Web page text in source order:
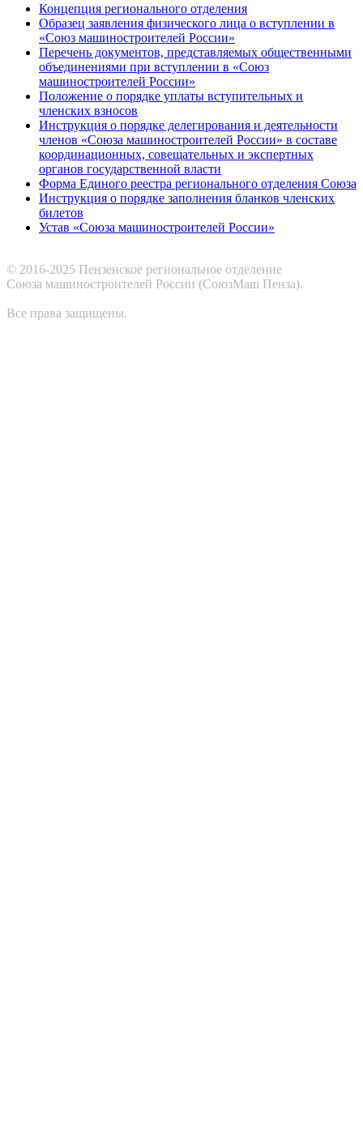
Концепция регионального отделения
Образец заявления физического лица о вступлении в
«Союз машиностроителей России»
Перечень документов, представляемых общественными
объединениями при вступлении в «Союз
машиностроителей России»
Положение о порядке уплаты вступительных и
членских взносов
Инструкция о порядке делегирования и деятельности
членов «Союза машиностроителей России» в составе
координационных, совещательных и экспертных
органов государственной власти
Форма Единого реестра регионального отделения Союза
Инструкция о порядке заполнения бланков членских
билетов
Устав «Союза машиностроителей России»
© 2016-2025 Пензенское региональное отделение
Cоюза машиностроителей России (СоюзМаш Пенза).
Все права защищены.